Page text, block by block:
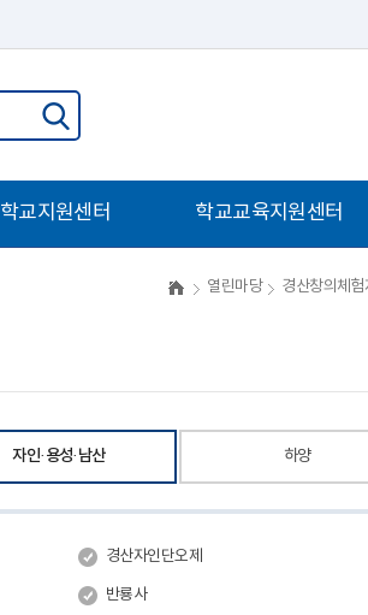
학교지원센터 학교교육지원센터
열린마당 경산창의체험
자인·용성·남산 하양
경산자인단오제
반룡사